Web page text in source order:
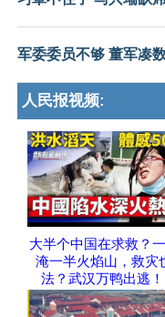
军委委员不够 董军凑
人民报视频:
大半个中国在求救？
淹一半火焰山，救灾
法？武汉万鸭出逃！